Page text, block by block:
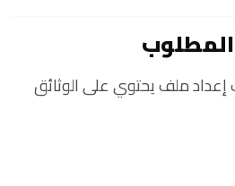
إعداد ملف يحتوي على الوثائق